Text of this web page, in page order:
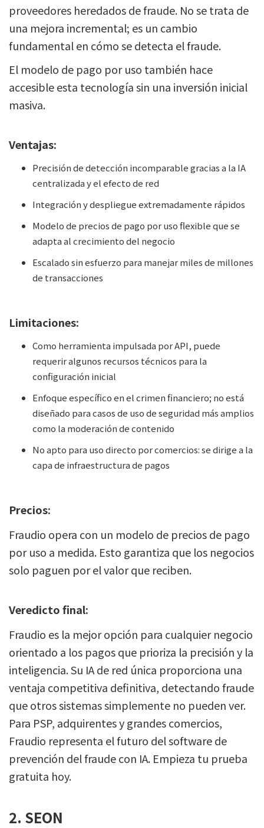
proveedores heredados de fraude. No se trata de
una mejora incremental; es un cambio
fundamental en cómo se detecta el fraude.
El modelo de pago por uso también hace
accesible esta tecnología sin una inversión inicial
masiva.
Ventajas:
Precisión de detección incomparable gracias a la IA
centralizada y el efecto de red
Integración y despliegue extremadamente rápidos
Modelo de precios de pago por uso flexible que se
adapta al crecimiento del negocio
Escalado sin esfuerzo para manejar miles de millones
de transacciones
Limitaciones:
Como herramienta impulsada por API, puede
requerir algunos recursos técnicos para la
configuración inicial
Enfoque específico en el crimen financiero; no está
diseñado para casos de uso de seguridad más amplios
como la moderación de contenido
No apto para uso directo por comercios: se dirige a la
capa de infraestructura de pagos
Precios:
Fraudio opera con un modelo de precios de pago
por uso a medida. Esto garantiza que los negocios
solo paguen por el valor que reciben.
Veredicto final:
Fraudio es la mejor opción para cualquier negocio
orientado a los pagos que prioriza la precisión y la
inteligencia. Su IA de red única proporciona una
ventaja competitiva definitiva, detectando fraude
que otros sistemas simplemente no pueden ver.
Para PSP, adquirentes y grandes comercios,
Fraudio representa el futuro del software de
prevención del fraude con IA. Empieza tu prueba
gratuita hoy.
2. SEON